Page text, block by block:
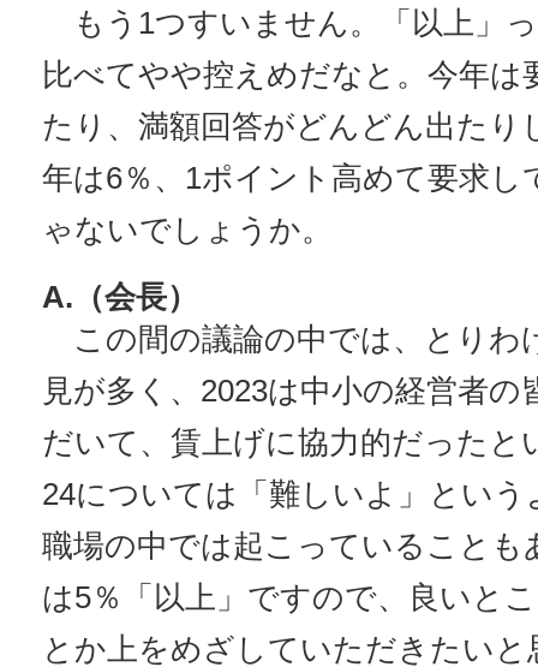
もう1つすいません。「以上」
比べてやや控えめだなと。今年は
たり、満額回答がどんどん出たり
年は6％、1ポイント高めて要求し
ゃないでしょうか。
A.（会長）
この間の議論の中では、とりわ
見が多く、2023は中小の経営者
だいて、賃上げに協力的だったと
24については「難しいよ」とい
職場の中では起こっていることも
は5％「以上」ですので、良いと
とか上をめざしていただきたい